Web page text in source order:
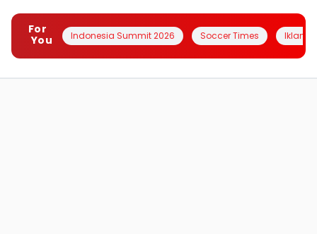
For
You
Indonesia Summit 2026 Soccer Times Iklanin